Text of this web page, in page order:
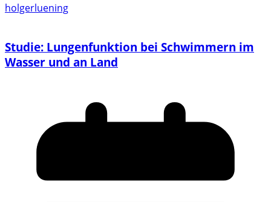
holgerluening
Studie: Lungenfunktion bei Schwimmern im
Wasser und an Land